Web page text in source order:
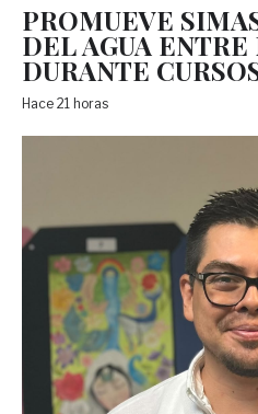
PROMUEVE
DEL AGUA ENTRE
DURANTE
Hace 21 horas